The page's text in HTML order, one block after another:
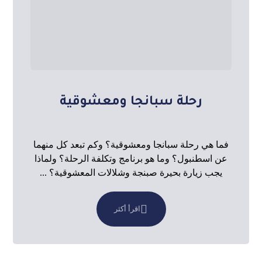
رحلة سبانجا ومعشوقية
فما هي رحلة سبانجا ومعشوقية؟ وكم تبعد كل منهما
عن اسطنبول؟ وما هو برنامج وتكلفة الرحلة؟ ولماذا
يجب زيارة بحيرة صبنجة وشلالات المعشوقية؟ ...
اقرأ أكثر